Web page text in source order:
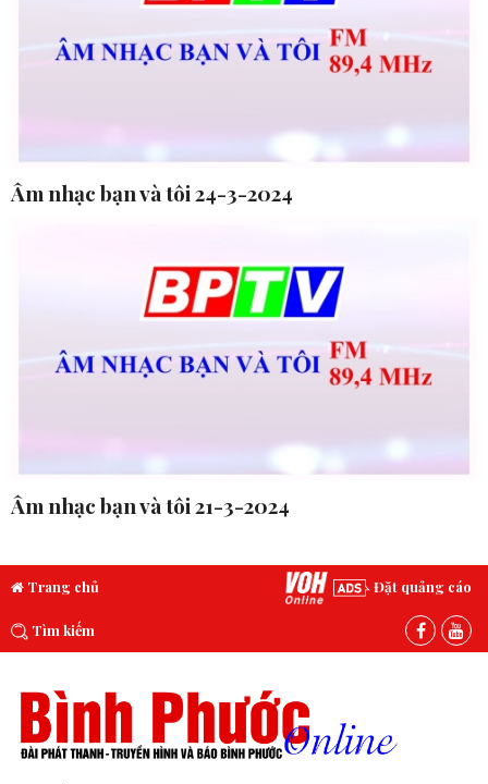
Âm nhạc bạn và tôi 24-3-2024
Âm nhạc bạn và tôi 21-3-2024
Trang chủ Đặt quảng cáo
Tìm kiếm